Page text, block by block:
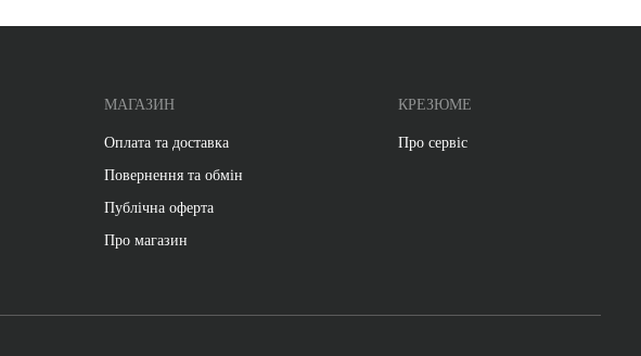
МАГАЗИН
Оплата та доставка
Повернення та обмін
Публічна оферта
Про магазин
КРЕЗЮМЕ
Про сервіс